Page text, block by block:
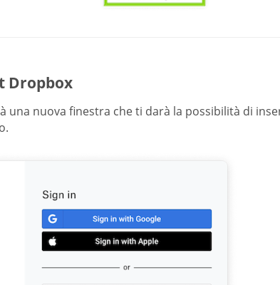
Dropbox
una nuova finestra che ti darà la possibilità di